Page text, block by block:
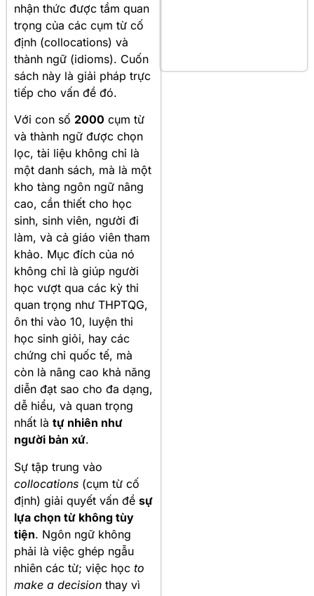
nhận thức được tầm quan
trọng của các cụm từ cố
định (collocations) và
thành ngữ (idioms). Cuốn
sách này là giải pháp trực
tiếp cho vấn đề đó.
Với con số 2000 cụm từ
và thành ngữ được chọn
lọc, tài liệu không chỉ là
một danh sách, mà là một
kho tàng ngôn ngữ nâng
cao, cần thiết cho học
sinh, sinh viên, người đi
làm, và cả giáo viên tham
khảo. Mục đích của nó
không chỉ là giúp người
học vượt qua các kỳ thi
quan trọng như THPTQG,
ôn thi vào 10, luyện thi
học sinh giỏi, hay các
chứng chỉ quốc tế, mà
còn là nâng cao khả năng
diễn đạt sao cho đa dạng,
dễ hiểu, và quan trọng
nhất là tự nhiên như
người bản xứ.
Sự tập trung vào
collocations (cụm từ cố
định) giải quyết vấn đề sự
lựa chọn từ không tùy
tiện. Ngôn ngữ không
phải là việc ghép ngẫu
nhiên các từ; việc học to
make a decision thay vì